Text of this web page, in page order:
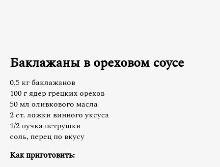
Баклажаны в ореховом соусе
0,5 кг баклажанов
100 г ядер грецких орехов
50 мл оливкового масла
2 ст. ложки винного уксуса
1/2 пучка петрушки
соль, перец по вкусу
Как приготовить: